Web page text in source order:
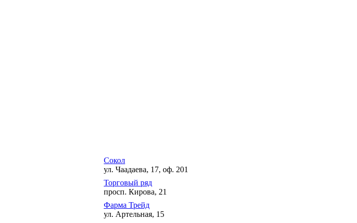
Сокол
ул. Чаадаева, 17, оф. 201
Торговый ряд
просп. Кирова, 21
Фарма Трейд
ул. Артельная, 15